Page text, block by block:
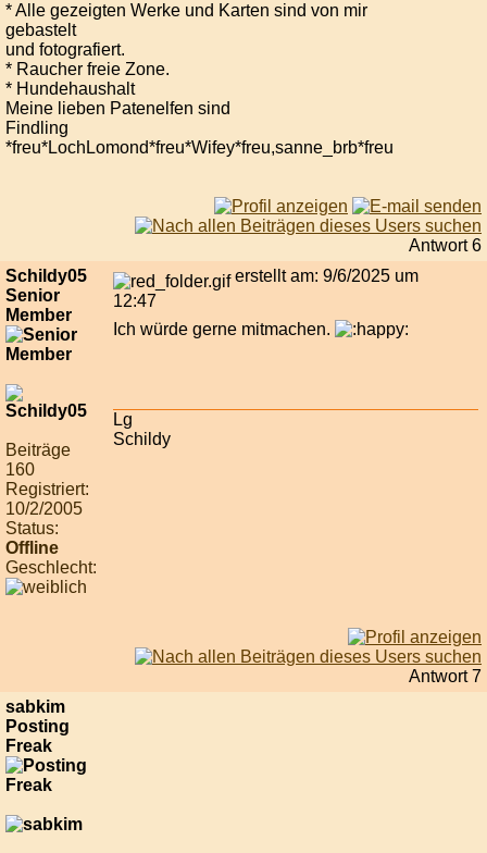
* Alle gezeigten Werke und Karten sind von mir
gebastelt
und fotografiert.
* Raucher freie Zone.
* Hundehaushalt
Meine lieben Patenelfen sind
Findling
*freu*LochLomond*freu*Wifey*freu,sanne_brb*freu
Antwort 6
Schildy05
Senior
Member
Beiträge
160
Registriert:
10/2/2005
Status:
Offline
Geschlecht:
erstellt am: 9/6/2025 um
12:47
Ich würde gerne mitmachen.
Lg
Schildy
Antwort 7
sabkim
Posting
Freak